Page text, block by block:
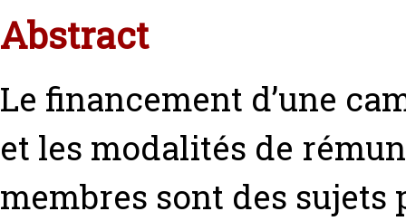
Abstract
Le financement d’une
et les modalités de
membres sont des sujets